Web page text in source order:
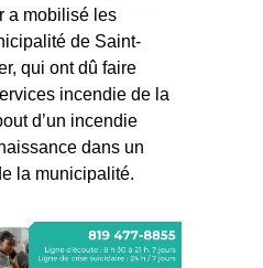
a mobilisé les
de Saint-
qui ont dû faire
incendie de la
d’un incendie
dans un
la municipalité.